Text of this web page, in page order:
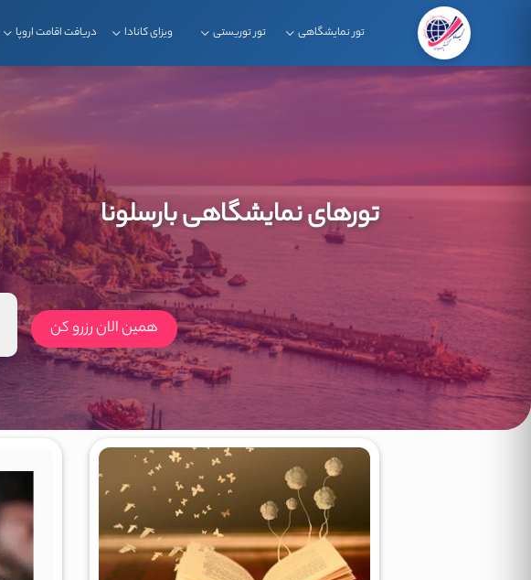
تور نمایشگاهی تور توریستی ویزای کانادا دریافت اقامت اروپا
تورهای نمایشگاهی بارسلونا
همین الان رزرو کن